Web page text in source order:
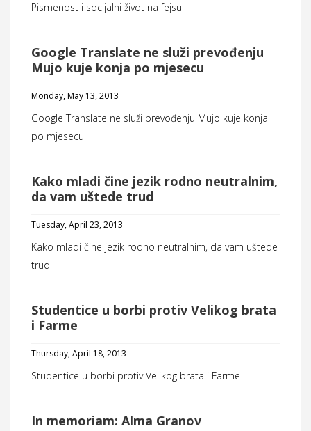
Pismenost i socijalni život na fejsu
Google Translate ne služi prevođenju
Mujo kuje konja po mjesecu
Monday, May 13, 2013
Google Translate ne služi prevođenju Mujo kuje konja
po mjesecu
Kako mladi čine jezik rodno neutralnim,
da vam uštede trud
Tuesday, April 23, 2013
Kako mladi čine jezik rodno neutralnim, da vam uštede
trud
Studentice u borbi protiv Velikog brata
i Farme
Thursday, April 18, 2013
Studentice u borbi protiv Velikog brata i Farme
In memoriam: Alma Granov